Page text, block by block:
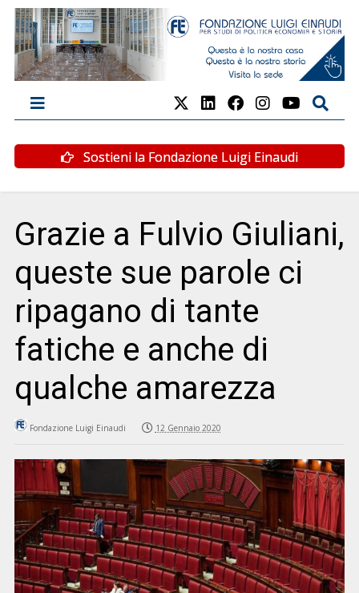
Sostieni la Fondazione Luigi Einaudi
Grazie a Fulvio Giuliani,
queste sue parole ci
ripagano di tante
fatiche e anche di
qualche amarezza
Fondazione Luigi Einaudi 12 Gennaio 2020